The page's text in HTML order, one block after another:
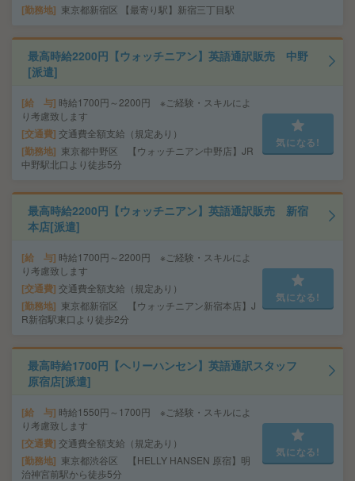
勤務地 東京都新宿区 【最寄り駅】新宿三丁目駅
最高時給2200円【ウォッチニアン】英語通訳販売 中野
[派遣]
給 与 時給1700円～2200円 ※ご経験・スキルによ
り考慮致します
交通費 交通費全額支給（規定あり）
勤務地
東京都中野区 【ウォッチニアン中野店】JR
中野駅北口より徒歩5分
気になる!
最高時給2200円【ウォッチニアン】英語通訳販売 新宿
本店[派遣]
給 与 時給1700円～2200円 ※ご経験・スキルによ
り考慮致します
交通費 交通費全額支給（規定あり）
勤務地
東京都新宿区 【ウォッチニアン新宿本店】J
R新宿駅東口より徒歩2分
気になる!
最高時給1700円【ヘリーハンセン】英語通訳スタッフ
原宿店[派遣]
給 与 時給1550円～1700円 ※ご経験・スキルによ
り考慮致します
交通費 交通費全額支給（規定あり）
勤務地
東京都渋谷区 【HELLY HANSEN 原宿】明
治神宮前駅から徒歩5分
気になる!